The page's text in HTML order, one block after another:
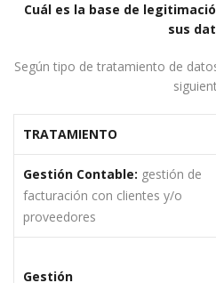
Cuál es la base de
sus
Según tipo de tratamiento de
TRATAMIENTO
Gestión Contable: gestión de
facturación con clientes y/o
proveedores
Gestión